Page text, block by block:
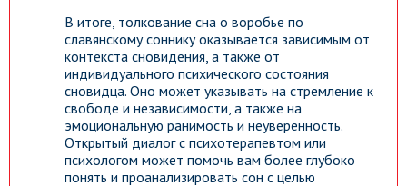
В итоге, толкование сна о воробье по
славянскому соннику оказывается зависимым от
контекста сновидения, а также от
индивидуального психического состояния
сновидца. Оно может указывать на стремление к
свободе и независимости, а также на
эмоциональную ранимость и неуверенность.
Открытый диалог с психотерапевтом или
психологом может помочь вам более глубоко
понять и проанализировать сон с целью